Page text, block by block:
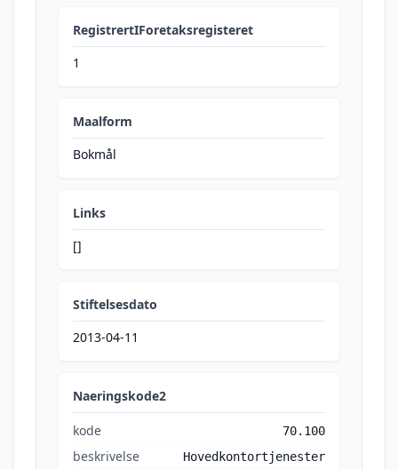
RegistrertIForetaksregisteret
1
Maalform
Bokmål
Links
[]
Stiftelsesdato
2013-04-11
Naeringskode2
kode 70.100
beskrivelse Hovedkontortjenester